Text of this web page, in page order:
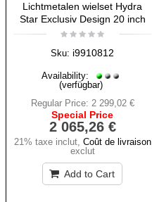
Lichtmetalen wielset Hydra
Star Exclusiv Design 20 inch
Sku: i9910812
Availability:
(verfügbar)
Regular Price: 2 299,02 €
Special Price
2 065,26 €
21% taxe inclut, Coût de livraison
exclut
Add to Cart